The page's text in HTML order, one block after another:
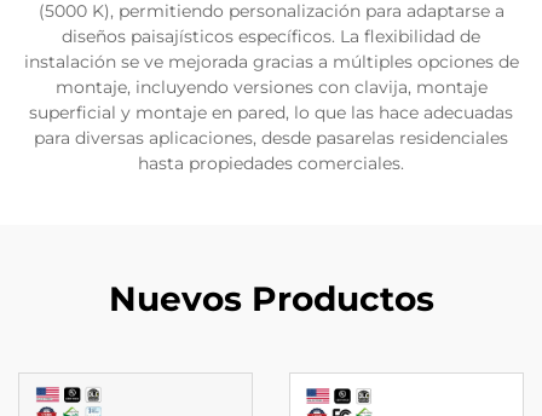
(5000 K), permitiendo personalización para adaptarse a
diseños paisajísticos específicos. La flexibilidad de
instalación se ve mejorada gracias a múltiples opciones de
montaje, incluyendo versiones con clavija, montaje
superficial y montaje en pared, lo que las hace adecuadas
para diversas aplicaciones, desde pasarelas residenciales
hasta propiedades comerciales.
Nuevos Productos